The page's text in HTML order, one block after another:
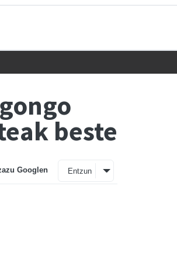
beste
Googlen Entzun